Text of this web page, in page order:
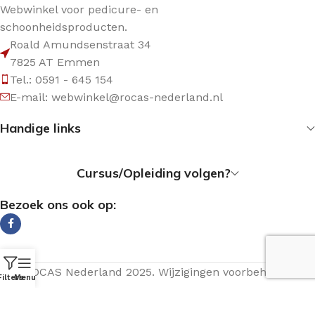
Webwinkel voor pedicure- en
schoonheidsproducten.
Roald Amundsenstraat 34
7825 AT Emmen
Tel.: 0591 - 645 154
E-mail: webwinkel@rocas-nederland.nl
Handige links
Cursus/Opleiding volgen?
Bezoek ons ook op:
© ROCAS Nederland 2025. Wijzigingen voorbehouden.
Menu